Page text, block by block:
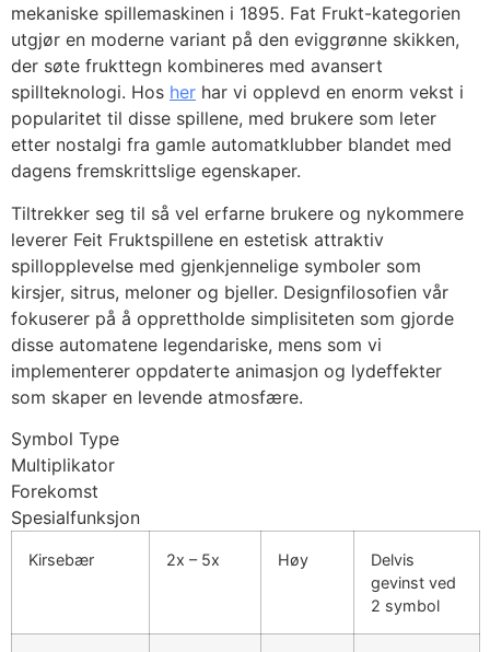
mekaniske spillemaskinen i 1895. Fat Frukt-kategorien
utgjør en moderne variant på den eviggrønne skikken,
der søte frukttegn kombineres med avansert
spillteknologi. Hos her har vi opplevd en enorm vekst i
popularitet til disse spillene, med brukere som leter
etter nostalgi fra gamle automatklubber blandet med
dagens fremskrittslige egenskaper.
Tiltrekker seg til så vel erfarne brukere og nykommere
leverer Feit Fruktspillene en estetisk attraktiv
spillopplevelse med gjenkjennelige symboler som
kirsjer, sitrus, meloner og bjeller. Designfilosofien vår
fokuserer på å opprettholde simplisiteten som gjorde
disse automatene legendariske, mens som vi
implementerer oppdaterte animasjon og lydeffekter
som skaper en levende atmosfære.
Symbol Type
Multiplikator
Forekomst
Spesialfunksjon
Kirsebær 2x – 5x Høy
Delvis
gevinst ved
2 symbol